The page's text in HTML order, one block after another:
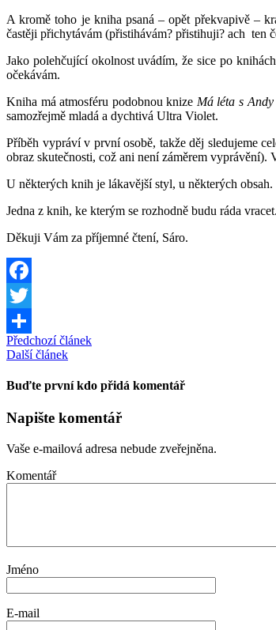
A kromě toho je kniha psaná – opět překvapivě –
častěji přichytávám (přistihávám? přistihuji? ach ten
Jako polehčující okolnost uvádím, že sice po
očekávám.
Kniha má atmosféru podobnou knize Má léta s Andy
samozřejmě mladá a dychtivá Ultra Violet.
Příběh vypráví v první osobě, takže děj sledujeme
obraz skutečnosti, což ani není záměrem
U některých knih je lákavější styl, u některých obsah.
Jedna z knih, ke kterým se rozhodně budu ráda vracet.
Děkuji Vám za příjemné čtení, Sáro.
Facebook
Twitter
Share
Předchozí článek
Další článek
Buďte první kdo přidá komentář
Napište komentář
Vaše e-mailová adresa nebude zveřejněna.
Komentář
Jméno
E-mail